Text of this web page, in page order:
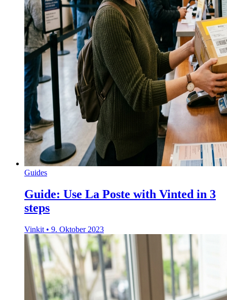
Guides
Guide: Use La Poste with Vinted in 3
steps
Vinkit • 9. Oktober 2023